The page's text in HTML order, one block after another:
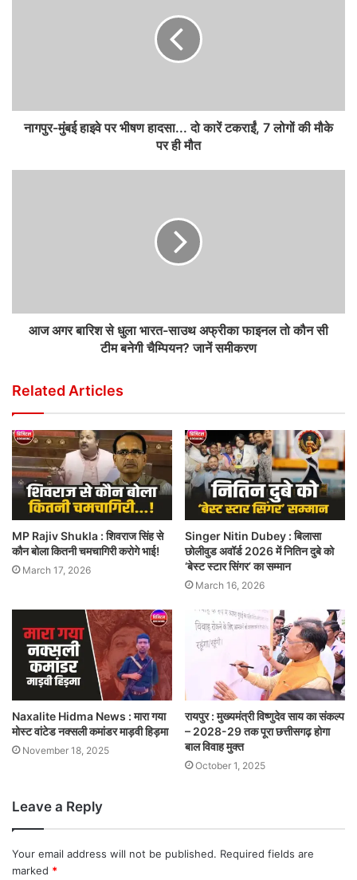
नागपुर-मुंबई हाइवे पर भीषण हादसा... दो कारें टकराईं, 7 लोगों की मौके
पर ही मौत
आज अगर बारिश से धुला भारत-साउथ अफ्रीका फाइनल तो कौन सी
टीम बनेगी चैम्पियन? जानें समीकरण
Related Articles
MP Rajiv Shukla : शिवराज सिंह से
कौन बोला कितनी चमचागिरी करोगे भाई!
March 17, 2026
Singer Nitin Dubey : बिलासा
छोलीवुड अवॉर्ड 2026 में नितिन दुबे को
‘बेस्ट स्टार सिंगर’ का सम्मान
March 16, 2026
Naxalite Hidma News : मारा गया
मोस्ट वांटेड नक्सली कमांडर माड़वी हिड़मा
November 18, 2025
रायपुर : मुख्यमंत्री विष्णुदेव साय का संकल्प
– 2028-29 तक पूरा छत्तीसगढ़ होगा
बाल विवाह मुक्त
October 1, 2025
Leave a Reply
Your email address will not be published. Required fields are
marked *